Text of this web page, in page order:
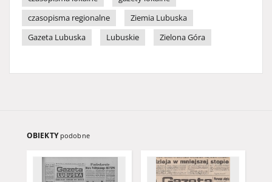
czasopisma regionalne
Ziemia Lubuska
Gazeta Lubuska
Lubuskie Zielona Góra
OBIEKTY podobne